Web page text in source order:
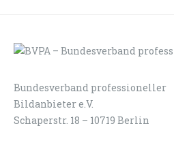
Bundesverband professioneller
Bildanbieter e.V.
Schaperstr. 18 – 10719 Berlin